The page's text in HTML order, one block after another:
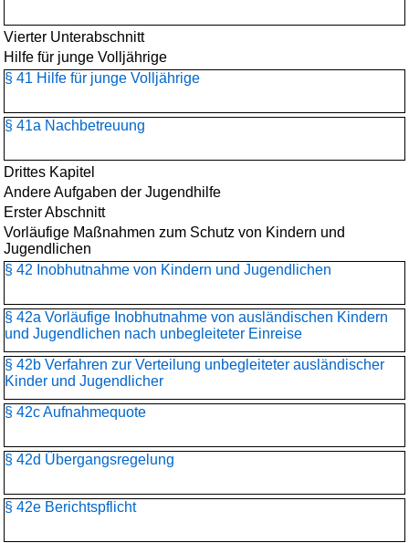
Vierter Unterabschnitt
Hilfe für junge Volljährige
§ 41 Hilfe für junge Volljährige
§ 41a Nachbetreuung
Drittes Kapitel
Andere Aufgaben der Jugendhilfe
Erster Abschnitt
Vorläufige Maßnahmen zum Schutz von Kindern und
Jugendlichen
§ 42 Inobhutnahme von Kindern und Jugendlichen
§ 42a Vorläufige Inobhutnahme von ausländischen Kindern
und Jugendlichen nach unbegleiteter Einreise
§ 42b Verfahren zur Verteilung unbegleiteter ausländischer
Kinder und Jugendlicher
§ 42c Aufnahmequote
§ 42d Übergangsregelung
§ 42e Berichtspflicht